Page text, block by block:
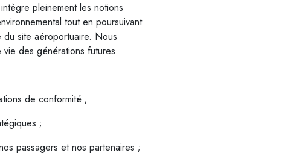
pleinement les notions
tout en poursuivant
du site aéroportuaire. Nous
des générations futures.
de conformité ;
;
passagers et nos partenaires ;